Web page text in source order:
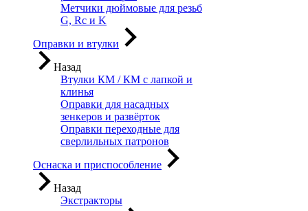
Метчики дюймовые для резьб
G, Rc и K
Оправки и втулки
Назад
Втулки КМ / КМ с лапкой и
клинья
Оправки для насадных
зенкеров и развёрток
Оправки переходные для
сверлильных патронов
Оснаска и приспособление
Назад
Экстракторы